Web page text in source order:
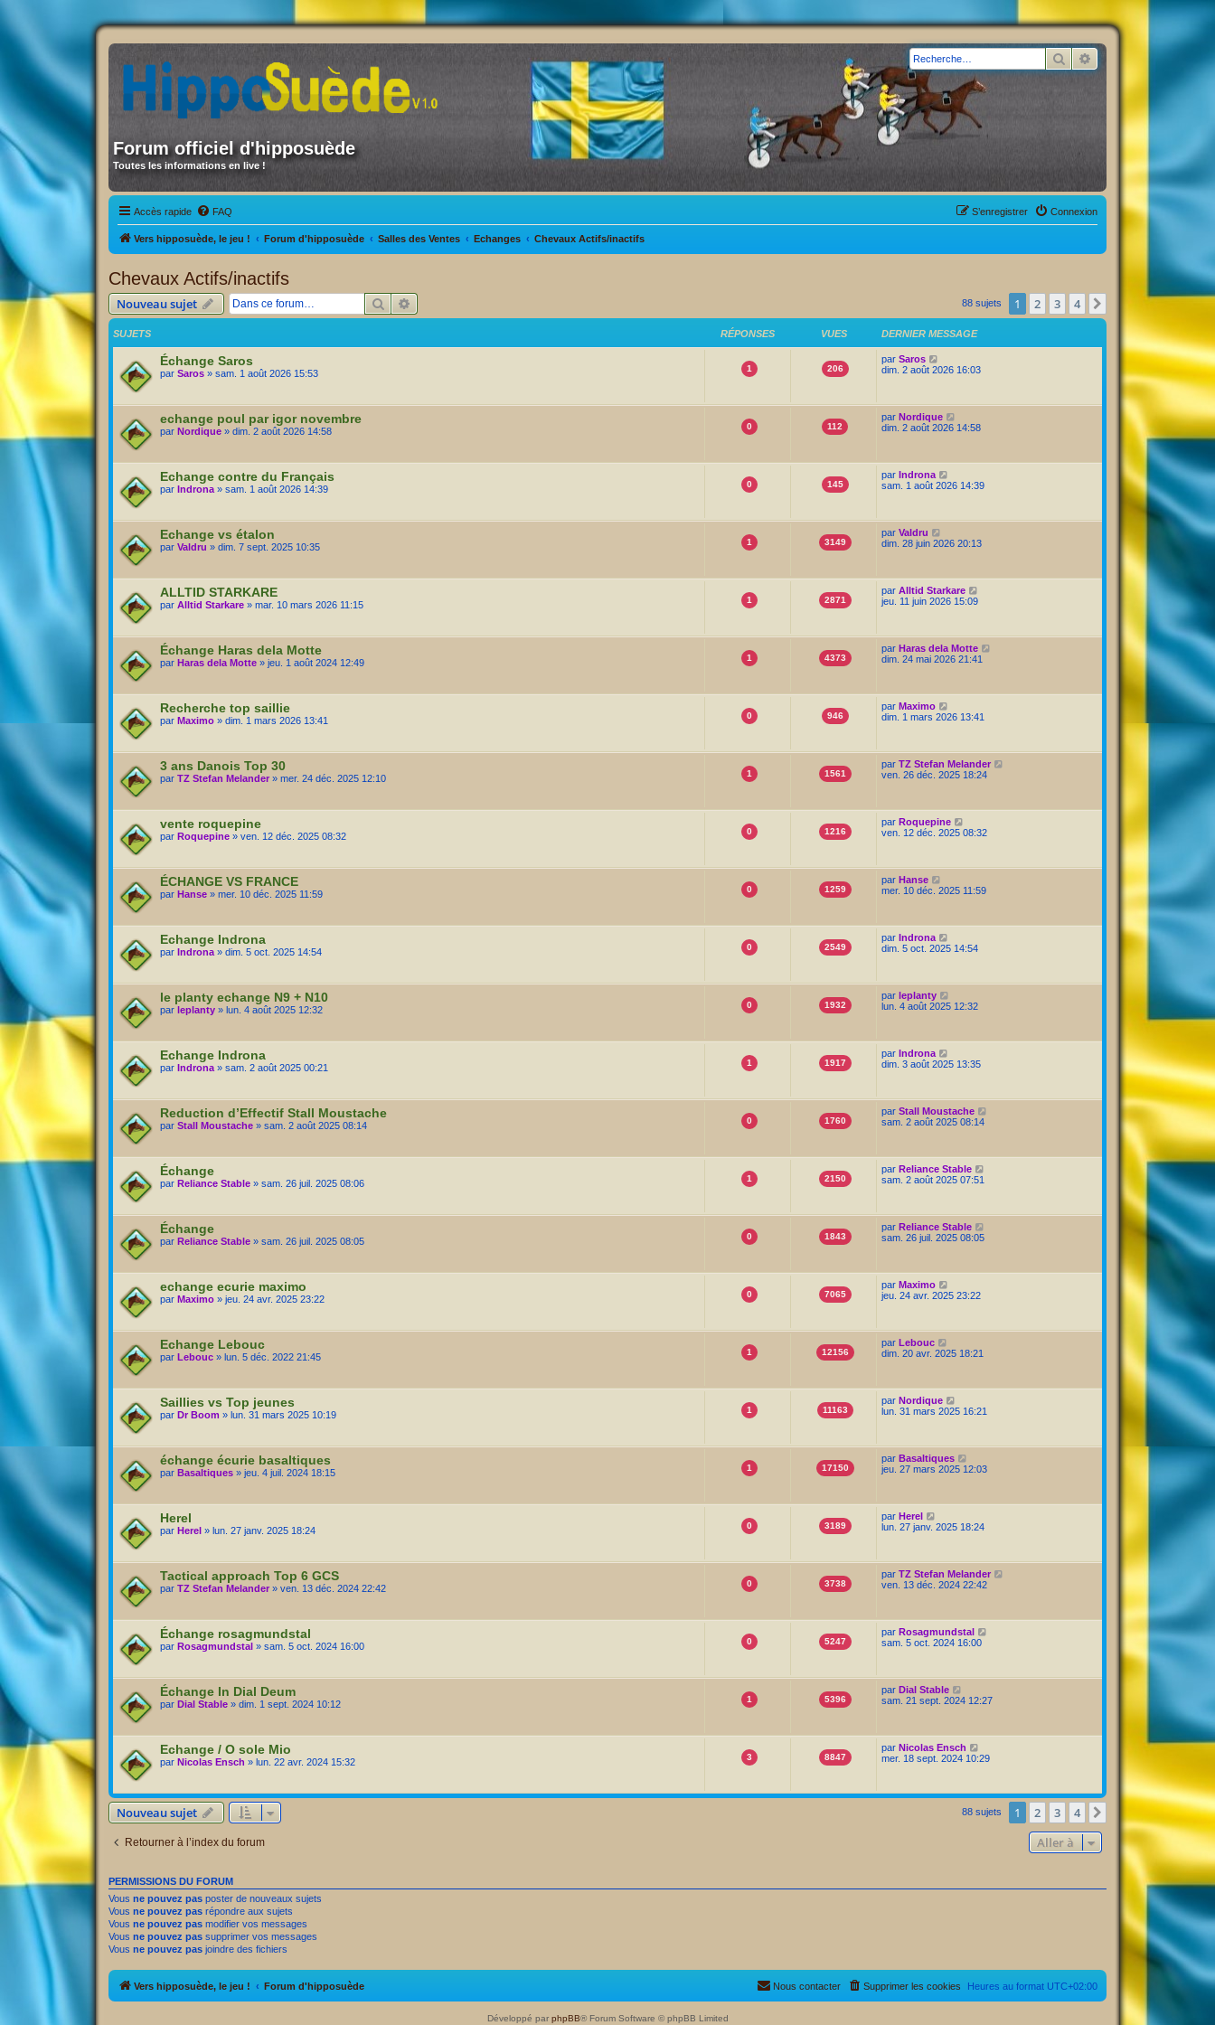
Forum officiel d'hipposuède
Toutes les informations en live !
Rechercher
Accès rapide FAQ Connexion
S’enregistrer
Vers hipposuède, le jeu ! Forum d'hipposuède Salles des Ventes Echanges Chevaux Actifs/inactifs
Chevaux Actifs/inactifs
Nouveau sujet Rechercher 88 sujets 1 2 3 4 Suivante
SUJETS RÉPONSES VUES DERNIER MESSAGE
Échange Saros
par Saros » sam. 1 août 2026 15:53 1 206
par Saros
dim. 2 août 2026 16:03
echange poul par igor novembre
par Nordique » dim. 2 août 2026 14:58 0 112
par Nordique
dim. 2 août 2026 14:58
Echange contre du Français
par Indrona » sam. 1 août 2026 14:39 0 145
par Indrona
sam. 1 août 2026 14:39
Echange vs étalon
par Valdru » dim. 7 sept. 2025 10:35 1 3149
par Valdru
dim. 28 juin 2026 20:13
ALLTID STARKARE
par Alltid Starkare » mar. 10 mars 2026 11:15 1 2871
par Alltid Starkare
jeu. 11 juin 2026 15:09
Échange Haras dela Motte
par Haras dela Motte » jeu. 1 août 2024 12:49 1 4373
par Haras dela Motte
dim. 24 mai 2026 21:41
Recherche top saillie
par Maximo » dim. 1 mars 2026 13:41 0 946
par Maximo
dim. 1 mars 2026 13:41
3 ans Danois Top 30
par TZ Stefan Melander » mer. 24 déc. 2025 12:10 1 1561
par TZ Stefan Melander
ven. 26 déc. 2025 18:24
vente roquepine
par Roquepine » ven. 12 déc. 2025 08:32 0 1216
par Roquepine
ven. 12 déc. 2025 08:32
ÉCHANGE VS FRANCE
par Hanse » mer. 10 déc. 2025 11:59 0 1259
par Hanse
mer. 10 déc. 2025 11:59
Echange Indrona
par Indrona » dim. 5 oct. 2025 14:54 0 2549
par Indrona
dim. 5 oct. 2025 14:54
le planty echange N9 + N10
par leplanty » lun. 4 août 2025 12:32 0 1932
par leplanty
lun. 4 août 2025 12:32
Echange Indrona
par Indrona » sam. 2 août 2025 00:21 1 1917
par Indrona
dim. 3 août 2025 13:35
Reduction d’Effectif Stall Moustache
par Stall Moustache » sam. 2 août 2025 08:14 0 1760
par Stall Moustache
sam. 2 août 2025 08:14
Échange
par Reliance Stable » sam. 26 juil. 2025 08:06 1 2150
par Reliance Stable
sam. 2 août 2025 07:51
Échange
par Reliance Stable » sam. 26 juil. 2025 08:05 0 1843
par Reliance Stable
sam. 26 juil. 2025 08:05
echange ecurie maximo
par Maximo » jeu. 24 avr. 2025 23:22 0 7065
par Maximo
jeu. 24 avr. 2025 23:22
Echange Lebouc
par Lebouc » lun. 5 déc. 2022 21:45 1 12156
par Lebouc
dim. 20 avr. 2025 18:21
Saillies vs Top jeunes
par Dr Boom » lun. 31 mars 2025 10:19 1 11163
par Nordique
lun. 31 mars 2025 16:21
échange écurie basaltiques
par Basaltiques » jeu. 4 juil. 2024 18:15 1 17150
par Basaltiques
jeu. 27 mars 2025 12:03
Herel
par Herel » lun. 27 janv. 2025 18:24 0 3189
par Herel
lun. 27 janv. 2025 18:24
Tactical approach Top 6 GCS
par TZ Stefan Melander » ven. 13 déc. 2024 22:42 0 3738
par TZ Stefan Melander
ven. 13 déc. 2024 22:42
Échange rosagmundstal
par Rosagmundstal » sam. 5 oct. 2024 16:00 0 5247
par Rosagmundstal
sam. 5 oct. 2024 16:00
Échange In Dial Deum
par Dial Stable » dim. 1 sept. 2024 10:12 1 5396
par Dial Stable
sam. 21 sept. 2024 12:27
Echange / O sole Mio
par Nicolas Ensch » lun. 22 avr. 2024 15:32 3 8847
par Nicolas Ensch
mer. 18 sept. 2024 10:29
Nouveau sujet 88 sujets 1 2 3 4
Retourner à l’index du forum Aller à
PERMISSIONS DU FORUM
Vous ne pouvez pas poster de nouveaux sujets
Vous ne pouvez pas répondre aux sujets
Vous ne pouvez pas modifier vos messages
Vous ne pouvez pas supprimer vos messages
Vous ne pouvez pas joindre des fichiers
Vers hipposuède, le jeu ! Forum d'hipposuède Heures au format UTC+02:00
Supprimer les cookies
Nous contacter
Développé par phpBB® Forum Software © phpBB Limited